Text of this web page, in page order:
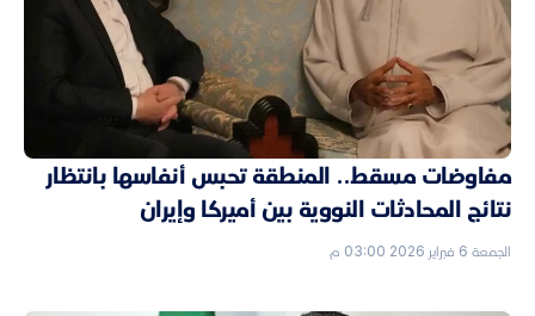
مفاوضات مسقط.. المنطقة تحبس أنفاسها بانتظار
نتائج المحادثات النووية بين أميركا وإيران
الجمعة 6 فبراير 2026 03:00 م